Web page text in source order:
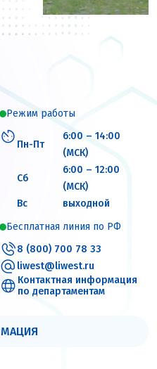
Режим работы
Пн-Пт
6:00 – 14:00
(МСК)
Сб
6:00 – 12:00
(МСК)
Вс
выходной
Бесплатная линия по РФ
8 (800) 700 78 33
liwest@liwest.ru
Контактная информация
по департаментам